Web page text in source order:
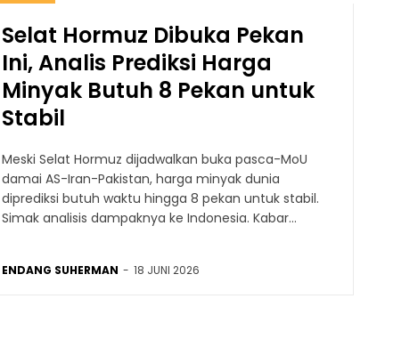
Selat Hormuz Dibuka Pekan
Ini, Analis Prediksi Harga
Minyak Butuh 8 Pekan untuk
Stabil
Meski Selat Hormuz dijadwalkan buka pasca-MoU
damai AS-Iran-Pakistan, harga minyak dunia
diprediksi butuh waktu hingga 8 pekan untuk stabil.
Simak analisis dampaknya ke Indonesia. Kabar...
ENDANG SUHERMAN - 18 JUNI 2026